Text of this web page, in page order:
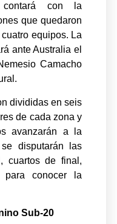
contará con la
que quedaron
equipos. La
ante Australia el
Camacho
divididas en seis
de cada zona y
avanzarán a la
disputarán las
cuartos de final,
conocer la
Sub-20